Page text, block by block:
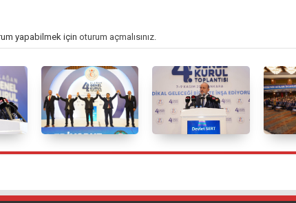
yapabilmek için oturum açmalısınız.